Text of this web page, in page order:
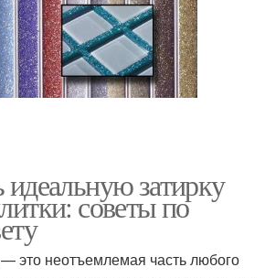
затирку
советы по
это неотъемлемая часть любого